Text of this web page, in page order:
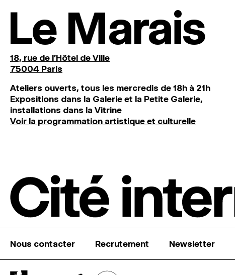
Le Marais
18, rue de l'Hôtel de Ville
75004 Paris
Ateliers ouverts, tous les mercredis de 18h à 21h
Expositions dans la Galerie et la Petite Galerie,
installations dans la Vitrine
Voir la programmation artistique et culturelle
Nous contacter Recrutement Newsletter